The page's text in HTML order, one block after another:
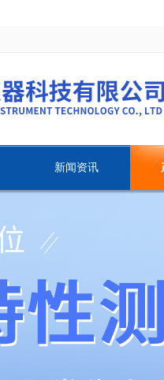
新闻资讯